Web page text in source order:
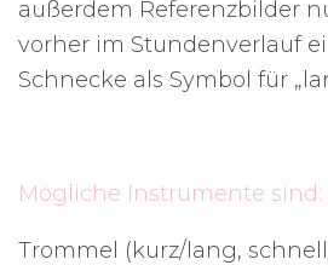
außerdem Referenzbilder
vorher im Stundenverlauf
Schnecke als Symbol für
Mögliche Instrumente sind:
Trommel (kurz/lang,